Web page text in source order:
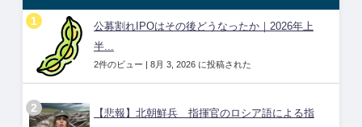
公募割れIPOはその後どうなったか｜2026年上
半...
2件のビュー | 8月 3, 2026 に投稿された
【悲報】北朝鮮兵 指揮官のロシア語による指